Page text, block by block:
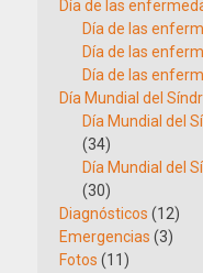
Día de las
Día de las
Día de las
Día de las
Día Mundial del
Día Mundial del
(34)
Día Mundial del
(30)
Diagnósticos (12)
Emergencias (3)
Fotos (11)